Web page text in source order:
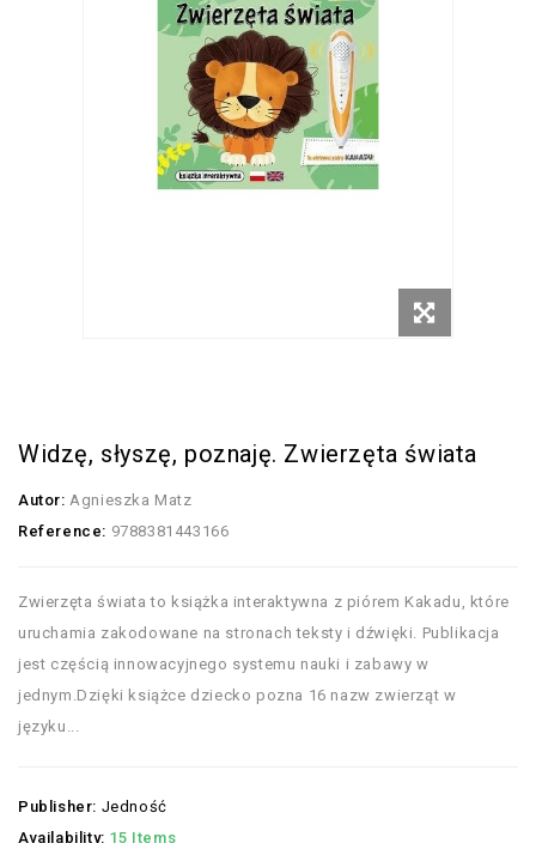
Widzę, słyszę, poznaję. Zwierzęta świata
Autor: Agnieszka Matz
Reference: 9788381443166
Zwierzęta świata to książka interaktywna z piórem Kakadu, które
uruchamia zakodowane na stronach teksty i dźwięki. Publikacja
jest częścią innowacyjnego systemu nauki i zabawy w
jednym.Dzięki książce dziecko pozna 16 nazw zwierząt w
języku...
Publisher: Jedność
Availability: 15 Items